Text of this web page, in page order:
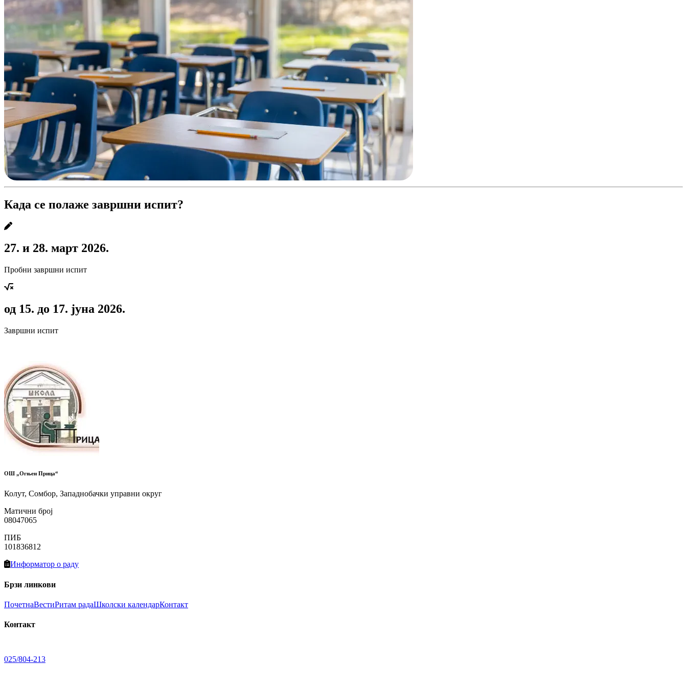
Када се полаже завршни испит?
27. и 28. март 2026.
Пробни завршни испит
од 15. до 17. јуна 2026.
Завршни испит
ОШ „Огњен Прица“
Колут, Сомбор, Западнобачки управни округ
Матични број
08047065
ПИБ
101836812
Информатор о раду
Брзи линкови
ПочетнаВестиРитам радаШколски календарКонтакт
Контакт
025/804-213